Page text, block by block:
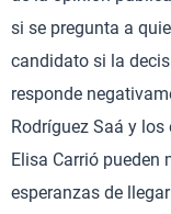
si se pregunta a
candidato si la
responde
Rodríguez Saá y
Elisa Carrió
esperanzas de